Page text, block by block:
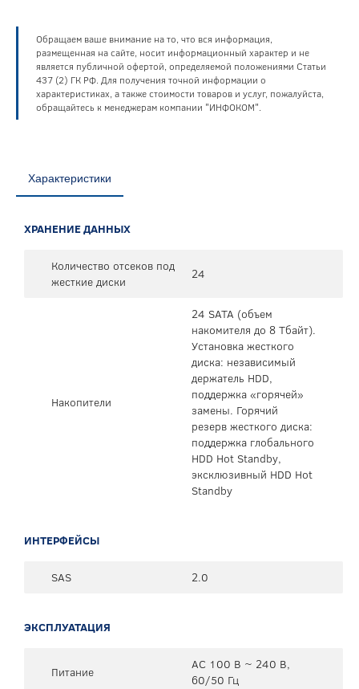
Обращаем ваше внимание на то, что вся информация,
размещенная на сайте, носит информационный характер и не
является публичной офертой, определяемой положениями Статьи
437 (2) ГК РФ. Для получения точной информации о
характеристиках, а также стоимости товаров и услуг, пожалуйста,
обращайтесь к менеджерам компании "ИНФОКОМ".
Характеристики
ХРАНЕНИЕ ДАННЫХ
Количество отсеков под
жесткие диски
24
Накопители
24 SATA (объем
накомителя до 8 Tбайт).
Установка жесткого
диска: независимый
держатель HDD,
поддержка «горячей»
замены. Горячий
резерв жесткого диска:
поддержка глобального
HDD Hot Standby,
эксклюзивный HDD Hot
Standby
ИНТЕРФЕЙСЫ
SAS 2.0
ЭКСПЛУАТАЦИЯ
Питание
AC 100 В ~ 240 В,
60/50 Гц